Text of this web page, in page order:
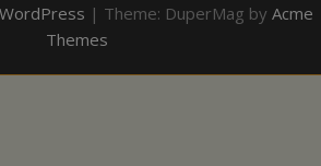
| Theme: DuperMag by Acme
Themes